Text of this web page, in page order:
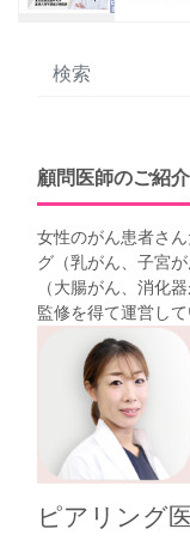
顧問医師のご紹介
女性のがん患者さ
グ（乳がん、子宮が
（大腸がん、消化器
監修を得て運営して
ピアリング